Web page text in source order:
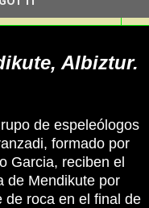
Albiztur.
de espeleólogos
formado por
Garcia, reciben el
de Mendikute por
de roca en el final de